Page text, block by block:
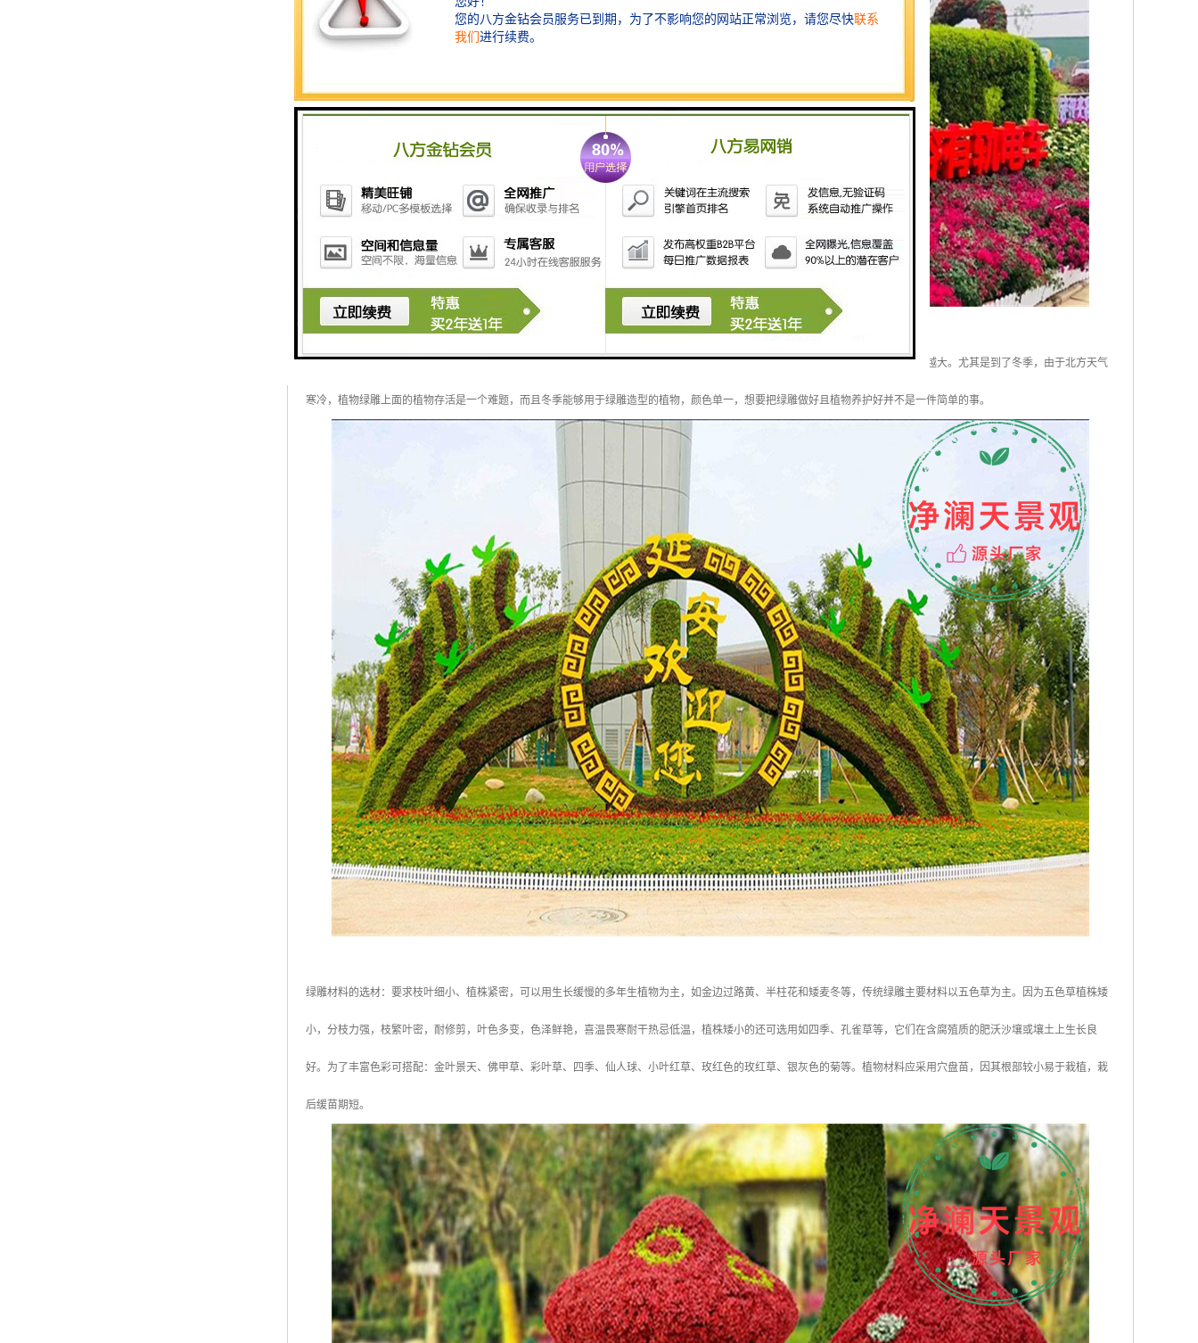
国庆绿雕每逢节庆，在各市干道两侧、重要节点和开放空间都会实施花坛花卉布置工作，体量也绿雕的越来越大，养护的难度也越来越大。尤其是到了冬季，由于北方天气
寒冷，植物绿雕上面的植物存活是一个难题，而且冬季能够用于绿雕造型的植物，颜色单一，想要把绿雕做好且植物养护好并不是一件简单的事。
绿雕材料的选材：要求枝叶细小、植株紧密，可以用生长缓慢的多年生植物为主，如金边过路黄、半柱花和矮麦冬等，传统绿雕主要材料以五色草为主。因为五色草植株矮
小，分枝力强，枝繁叶密，耐修剪，叶色多变，色泽鲜艳，喜温畏寒耐干热忌低温，植株矮小的还可选用如四季、孔雀草等，它们在含腐殖质的肥沃沙壤或壤土上生长良
好。为了丰富色彩可搭配：金叶景天、佛甲草、彩叶草、四季、仙人球、小叶红草、玫红色的玫红草、银灰色的菊等。植物材料应采用穴盘苗，因其根部较小易于栽植，栽
后缓苗期短。